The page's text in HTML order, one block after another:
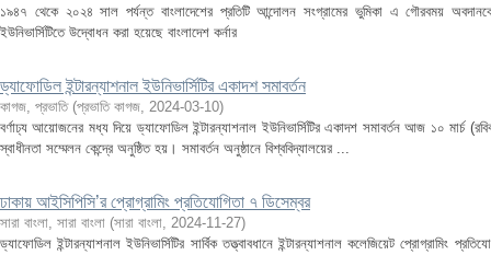
১৯৪৭ থেকে ২০২৪ সাল পর্যন্ত বাংলাদেশের প্রতিটি আন্দোলন সংগ্রামের ভুমিকা এ গৌরবময়
ইউনিভার্সিটিতে উদ্বোধন করা হয়েছে বাংলাদেশ কর্নার
ড্যাফোডিল ইন্টারন্যাশনাল ইউনিভার্সিটির একাদশ সমাবর্তন
কাগজ, প্রভাতি (প্রভাতি কাগজ, 2024-03-10)
বর্ণাঢ্য আয়োজনের মধ্য দিয়ে ড্যাফোডিল ইন্টারন্যাশনাল ইউনিভার্সিটির একাদশ সমাবর্তন আজ ১০ মার্চ
স্বাধীনতা সম্মেলন কেন্দ্রে অনুষ্ঠিত হয়। সমাবর্তন অনুষ্ঠানে বিশ্ববিদ্যালয়ের ...
ঢাকায় আইসিপিসি’র প্রোগ্রামিং প্রতিযোগিতা ৭ ডিসেম্বর
সারা বাংলা, সারা বাংলা (সারা বাংলা, 2024-11-27)
ড্যাফোডিল ইন্টারন্যাশনাল ইউনিভার্সিটির সার্বিক তত্ত্বাবধানে ইন্টারন্যাশনাল কলেজিয়েট প্রোগ্রামিং